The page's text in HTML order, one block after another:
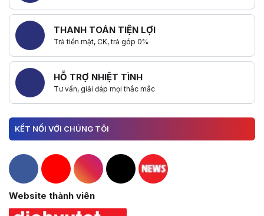
THANH TOÁN TIỆN LỢI
Trả tiền mặt, CK, trả góp 0%
HỖ TRỢ NHIỆT TÌNH
Tư vấn, giải đáp mọi thắc mắc
KẾT NỐI VỚI CHÚNG TÔI
Hacom Facebook
Hacom YouTube
Hacom Instagram
Hacom TikTok
Website thành viên